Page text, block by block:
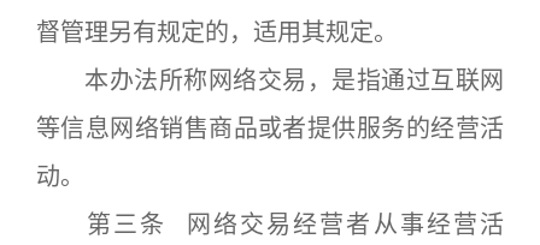
督管理另有规定的，适用其规定。
本办法所称网络交易，是指通过互联网
等信息网络销售商品或者提供服务的经营活
动。
第三条 网络交易经营者从事经营活